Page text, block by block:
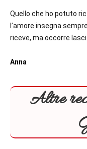
Quello che ho potuto
l’amore insegna
riceve, ma occorre
Anna
Altre